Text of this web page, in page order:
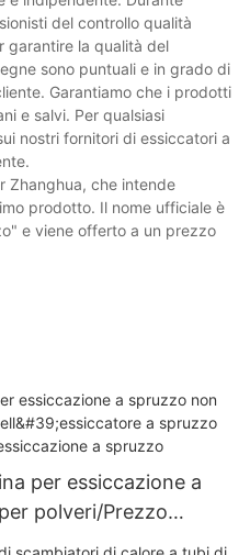
del controllo qualità
garantire la qualità del
sono puntuali e in grado di
Garantiamo che i prodotti
e salvi. Per qualsiasi
nostri fornitori di essiccatori a
Zhanghua, che intende
prodotto. Il nome ufficiale è
e viene offerto a un prezzo
per essiccazione a
polveri/Prezzo
con flusso d'aria Unità